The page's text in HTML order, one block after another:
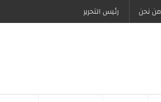
من نحن رئیس التحریر